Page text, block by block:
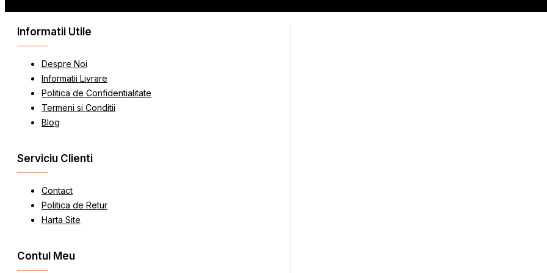
Informatii Utile
Despre Noi
Informatii Livrare
Politica de Confidentialitate
Termeni si Conditii
Blog
Serviciu Clienti
Contact
Politica de Retur
Harta Site
Contul Meu